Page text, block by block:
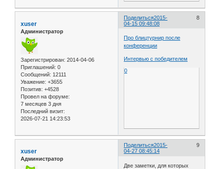
Поделиться 8
2015-
04-15 09:48:08
xuser
Администратор
Зарегистрирован: 2014-04-06
Приглашений: 0
Сообщений: 12111
Уважение: +3655
Позитив: +4528
Провел на форуме:
7 месяцев 3 дня
Последний визит:
2026-07-21 14:23:53
Про блицтурнир после
конференции
Интервью с победителем
0
Поделиться 9
2015-
04-27 08:45:14
xuser
Администратор
Две заметки, для которых